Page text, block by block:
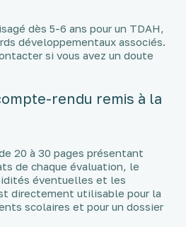
dès 5-6 ans pour un TDAH,
développementaux associés.
si vous avez un doute
rendu remis à la
20 à 30 pages présentant
de chaque évaluation, le
éventuelles et les
directement utilisable pour la
scolaires et pour un dossier